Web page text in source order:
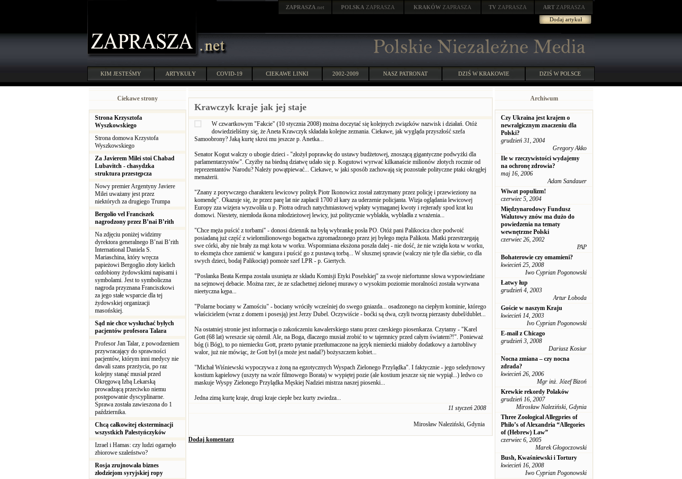
ZAPRASZA .net POLSKA ZAPRASZA KRAKÓW ZAPRASZA TV ZAPRASZA ART ZAPRASZA
Dodaj artykuł
KIM JESTEŚMY ARTYKUŁY COVID-19 CIEKAWE LINKI 2002-2009 NASZ PATRONAT DZIŚ W KRAKOWIE DZIŚ W POLSCE
Ciekawe strony
Strona Krzysztofa
Wyszkowskiego
Strona domowa Krzystofa
Wyszkowskiego
Za Javierem Milei stoi Chabad
Lubavitch - chasydzka
struktura przestępcza
Nowy premier Argentyny Javiere
Milei uważany jest przez
niektórych za drugiego Trumpa
Bergolio vel Franciszek
nagrodzony przez B’nai B’rith
Na zdjęciu poniżej widzimy
dyrektora generalnego B’nai B’rith
International Daniela S.
Mariaschina, który wręcza
papieżowi Bergoglio złoty kielich
ozdobiony żydowskimi napisami i
symbolami. Jest to symboliczna
nagroda przyznana Franciszkowi
za jego stałe wsparcie dla tej
żydowskiej organizacji
masońskiej.
Sąd nie chce wysłuchać byłych
pacjentów profesora Talara
Profesor Jan Talar, z powodzeniem
przywracający do sprawności
pacjentów, którym inni medycy nie
dawali szans przeżycia, po raz
kolejny stanąć musiał przed
Okręgową Izbą Lekarską
prowadzącą przeciwko niemu
postępowanie dyscyplinarne.
Sprawa została zawieszona do 1
października.
Chcą całkowitej eksterminacji
wszystkich Palestyńczyków
Izrael i Hamas: czy ludzi ogarnęło
zbiorowe szaleństwo?
Rosja zrujnowała biznes
złodziejom syryjskiej ropy
Krawczyk kraje jak jej staje
W czwartkowym "Fakcie" (10 stycznia 2008) można doczytać się kolejnych związków nazwisk i działań. Otóż
dowiedzieliśmy się, że Aneta Krawczyk składała kolejne zeznania. Ciekawe, jak wygląda przyszłość szefa
Samoobrony? Jaką kurtę skroi mu jeszcze p. Anetka...
Senator Kogut walczy o ubogie dzieci - "złożył poprawkę do ustawy budżetowej, znoszącą gigantyczne podwyżki dla
parlamentarzystów". Czyżby na biedną dziatwę udało się p. Kogutowi wyrwać kilkanaście milionów złotych rocznie od
reprezentantów Narodu? Należy powątpiewać... Ciekawe, w jaki sposób zachowają się pozostałe polityczne ptaki okrągłej
menażerii.
"Znany z porywczego charakteru lewicowy polityk Piotr Ikonowicz został zatrzymany przez policję i przewieziony na
komendę". Okazuje się, że przez parę lat nie zapłacił 1700 zł kary za uderzenie policjanta. Wizja oglądania lewicowej
Europy zza wizjera wyzwoliła u p. Piotra odruch natychmiastowej wpłaty wymaganej kwoty i rejterady spod krat ku
domowi. Niestety, niemłoda ikona młodzieżowej lewicy, już politycznie wyblakła, wybladła z wrażenia...
"Chce męża puścić z torbami" - donosi dziennik na byłą wybrankę posła PO. Otóż pani Palikocica chce podwoić
posiadaną już część z wielomilionowego bogactwa zgromadzonego przez jej byłego męża Palikota. Matki przestrzegają
swe córki, aby nie brały za mąż kota w worku. Wspomniana eksżona poszła dalej - nie dość, że nie wzięła kota w worku,
to eksmęża chce zamienić w kangura i puścić go z pustawą torbą... W słusznej sprawie (walczy nie tyle dla siebie, co dla
swych dzieci, bodaj Palikociąt) pomoże szef LPR - p. Giertych.
"Posłanka Beata Kempa została usunięta ze składu Komisji Etyki Poselskiej" za swoje niefortunne słowa wypowiedziane
na sejmowej debacie. Można rzec, że ze szlachetnej zielonej murawy o wysokim poziomie moralności została wyrwana
nieetyczna kępa...
"Polarne bociany w Zamościu" - bociany wróciły wcześniej do swego gniazda... osadzonego na ciepłym kominie, którego
właścicielem (wraz z domem i posesją) jest Jerzy Dubel. Oczywiście - boćki są dwa, czyli tworzą pierzasty dubel/dublet...
Na ostatniej stronie jest informacja o zakończeniu kawalerskiego stanu przez czeskiego piosenkarza. Czytamy - "Karel
Gott (68 lat) wreszcie się ożenił. Ale, na Boga, dlaczego musiał zrobić to w tajemnicy przed całym światem?!". Ponieważ
bóg (i Bóg), to po niemiecku Gott, przeto pytanie przetłumaczone na język niemiecki miałoby dodatkowy a żartobliwy
walor, już nie mówiąc, że Gott był (a może jest nadal?) bożyszczem kobiet...
"Michał Wiśniewski wypoczywa z żoną na egzotycznych Wyspach Zielonego Przylądka". I faktycznie - jego seledynowy
kostium kąpielowy (uszyty na wzór filmowego Borata) w wypiętej pozie (ale kostium jeszcze się nie wypiął...) ledwo co
maskuje Wyspy Zielonego Przylądka Męskiej Nadziei mistrza naszej piosenki...
Jedna zimą kurtę kraje, drugi kraje ciepłe bez kurty zwiedza...
11 styczeń 2008
Mirosław Naleziński, Gdynia
Dodaj komentarz
Archiwum
Czy Ukraina jest krajem o
newralgicznym znaczeniu dla
Polski?
grudzień 31, 2004
Gregory Akko
Ile w rzeczywistości wydajemy
na ochronę zdrowia?
maj 16, 2006
Adam Sandauer
Wiwat populizm!
czerwiec 5, 2004
Międzynarodowy Fundusz
Walutowy znów ma dużo do
powiedzenia na tematy
wewnętrzne Polski
czerwiec 26, 2002
PAP
Bohaterowie czy omamieni?
kwiecień 25, 2008
Iwo Cyprian Pogonowski
Łatwy łup
grudzień 4, 2003
Artur Łoboda
Goście w naszym Kraju
kwiecień 14, 2003
Ivo Cyprian Pogonowski
E-mail z Chicago
grudzień 3, 2008
Dariusz Kosiur
Nocna zmiana – czy nocna
zdrada?
kwiecień 26, 2006
Mgr inż. Józef Bizoń
Krewkie rekordy Polaków
grudzień 16, 2007
Mirosław Naleziński, Gdynia
Three Zoological Allegpries of
Philo’s of Alexandria “Allegories
of (Hebrew) Law”
czerwiec 6, 2005
Marek Głogoczowski
Bush, Kwaśniewski i Tortury
kwiecień 16, 2008
Iwo Cyprian Pogonowski